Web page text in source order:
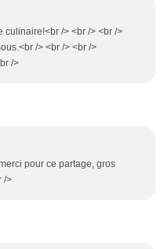
culinaire!<br /> <br /> <br />
/> <br /> <br />
/>
pour ce partage, gros
/>